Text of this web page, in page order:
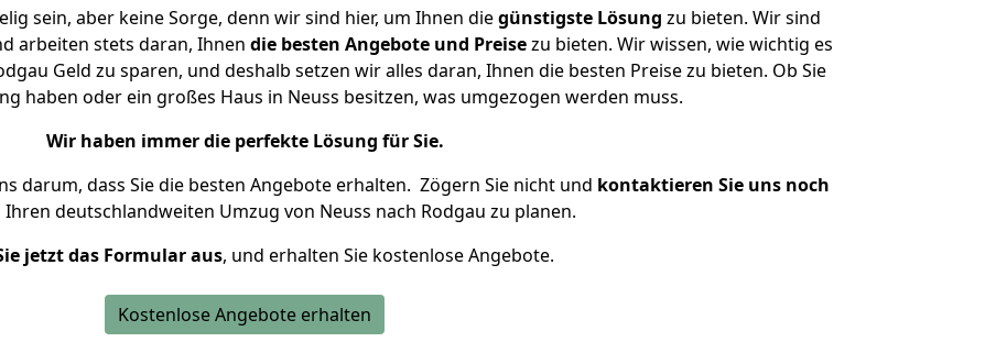
sein, aber keine Sorge, denn wir sind hier, um Ihnen diegünstigste Lösung zu bieten. Wir sind
arbeiten stets daran, Ihnen die besten Angebote und Preisezu bieten. Wir wissen, wie wichtig es
Geld zu sparen, und deshalb setzen wir alles daran, Ihnen die besten Preise zu bieten. Ob Sie
haben oder ein großes Haus in Neuss besitzen, was umgezogen werden muss.
Wir haben immer die perfekte Lösung für Sie.
darum, dass Sie die besten Angebote erhalten. Zögern Sie nicht und kontaktieren Sie uns noch
Ihren deutschlandweiten Umzug von Neuss nach Rodgau zu planen.
jetzt das Formular aus, und erhalten Sie kostenlose Angebote.
Kostenlose Angebote erhalten